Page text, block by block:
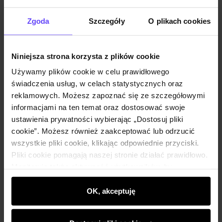
Zgoda Szczegóły O plikach cookies
Niniejsza strona korzysta z plików cookie
Używamy plików cookie w celu prawidłowego
świadczenia usług, w celach statystycznych oraz
reklamowych. Możesz zapoznać się ze szczegółowymi
informacjami na ten temat oraz dostosować swoje
ustawienia prywatności wybierając „Dostosuj pliki
cookie”. Możesz również zaakceptować lub odrzucić
wszystkie pliki cookie, klikając odpowiednie przyciski.
Pliki cookie pomagają naszej stronie działać prawidłowo.
wyświetlać im dopasowane do ich preferencji treści,
rekomendacje oraz komunikaty reklamowe informujące o
najnowszych promocjach w e-sklepie. Informacje o tym,
OK, akceptuję
Różowy skórzany brelok w kształcie torebki
5.0 (1)
99,90 zł
179,90 zł -najniższa cena z 30 dni przed obniżką